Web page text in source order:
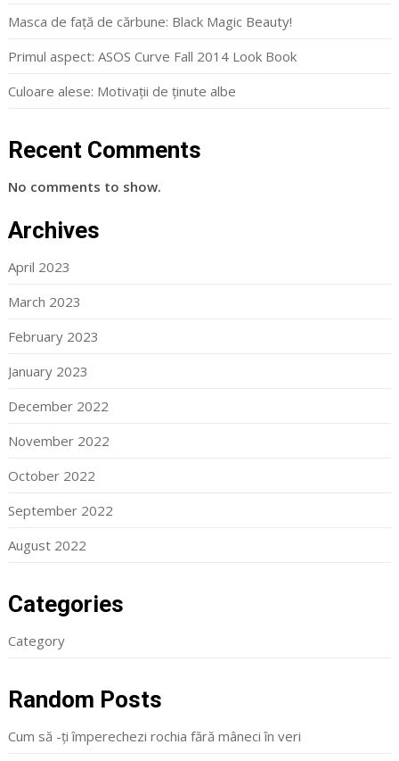
Masca de față de cărbune: Black Magic Beauty!
Primul aspect: ASOS Curve Fall 2014 Look Book
Culoare alese: Motivații de ținute albe
Recent Comments
No comments to show.
Archives
April 2023
March 2023
February 2023
January 2023
December 2022
November 2022
October 2022
September 2022
August 2022
Categories
Category
Random Posts
Cum să -ți împerechezi rochia fără mâneci în veri